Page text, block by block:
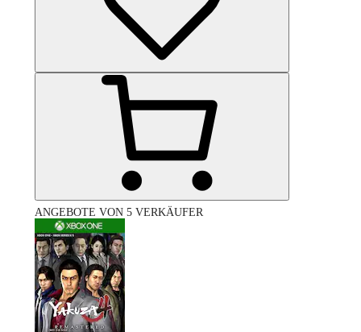
ANGEBOTE VON 5 VERKÄUFER